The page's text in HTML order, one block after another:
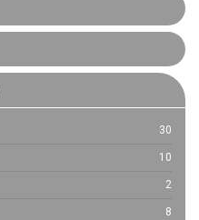
30
10
2
8